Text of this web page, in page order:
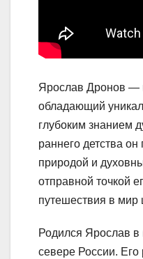
Ярослав Дронов —
обладающий
глубоким знанием
раннего детства
природой и
отправной точкой
путешествия в
Родился Ярослав
севере России.